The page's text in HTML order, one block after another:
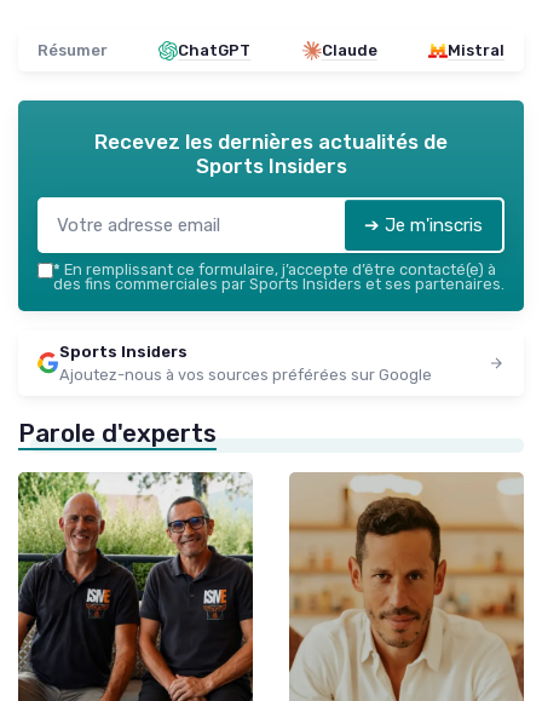
Résumer ChatGPT Claude Mistral
Recevez les dernières actualités de
Sports Insiders
➔ Je m'inscris
* En remplissant ce formulaire, j’accepte d’être contacté(e) à
des fins commerciales par Sports Insiders et ses partenaires.
Sports Insiders
Ajoutez-nous à vos sources préférées sur Google
Parole d'experts